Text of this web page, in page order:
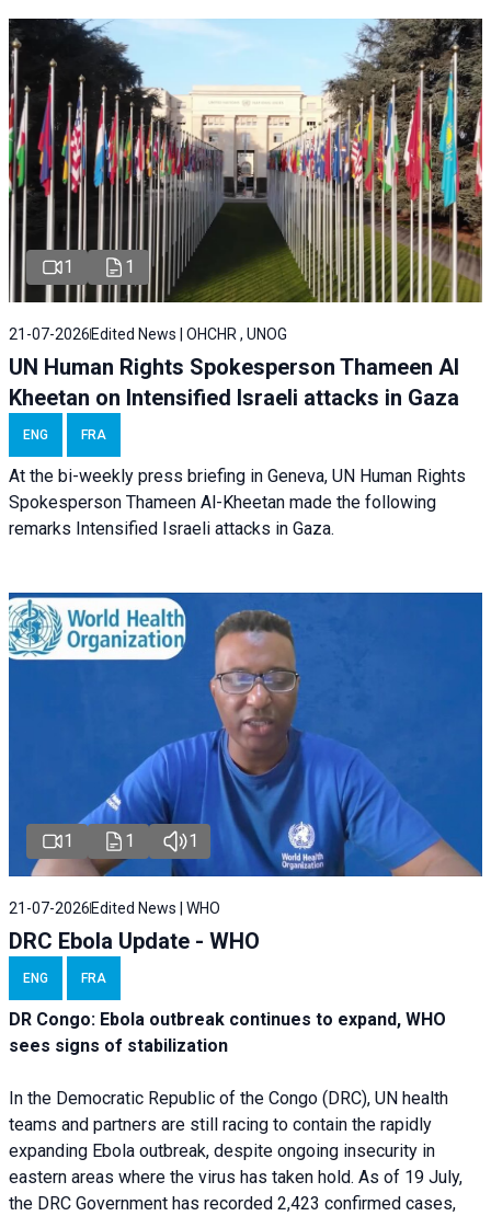
1 1
21-07-2026 Edited News | OHCHR , UNOG
UN Human Rights Spokesperson Thameen Al
Kheetan on Intensified Israeli attacks in Gaza
ENG FRA
At the bi-weekly press briefing in Geneva, UN Human Rights
Spokesperson Thameen Al-Kheetan made the following
remarks Intensified Israeli attacks in Gaza.
1 1 1
21-07-2026 Edited News | WHO
DRC Ebola Update - WHO
ENG FRA
DR Congo: Ebola outbreak continues to expand, WHO
sees signs of stabilization
In the Democratic Republic of the Congo (DRC), UN health
teams and partners are still racing to contain the rapidly
expanding Ebola outbreak, despite ongoing insecurity in
eastern areas where the virus has taken hold. As of 19 July,
the DRC Government has recorded 2,423 confirmed cases,